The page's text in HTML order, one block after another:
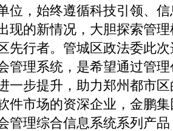
位，始终遵循科技引领、
现的新情况，大胆探索管
先行者。管城区政法委此
管理系统，是希望通过管
一步提升，助力郑州都市
件市场的资深企业，金鹏
管理综合信息系统系列产